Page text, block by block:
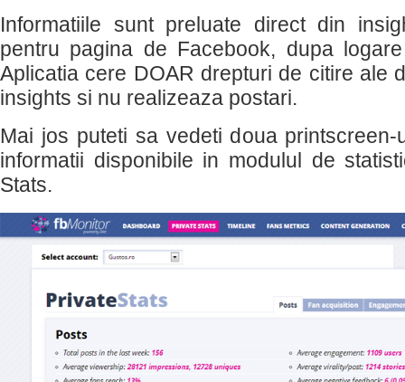
Informatiile sunt preluate direct din
pentru pagina de Facebook, dupa
Aplicatia cere DOAR drepturi de citire ale
insights si nu realizeaza postari.
Mai jos puteti sa vedeti doua
informatii disponibile in modulul de
Stats.